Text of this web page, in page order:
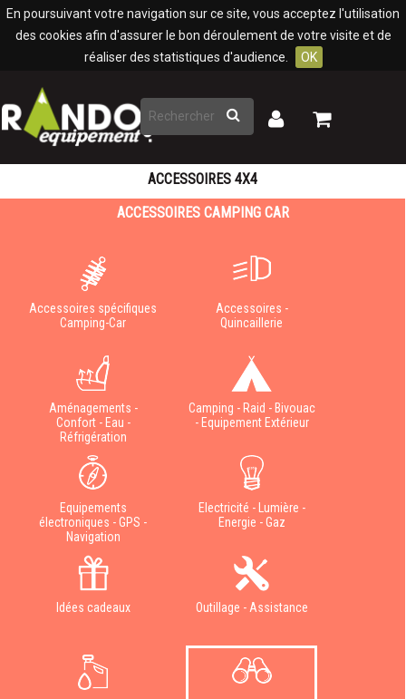
En poursuivant votre navigation sur ce site, vous acceptez l'utilisation
des cookies afin d'assurer le bon déroulement de votre visite et de
réaliser des statistiques d'audience.
OK
Rechercher
Mon
Mon
ACCESSOIRES 4X4
ACCESSOIRES CAMPING CAR
Accessoires spécifiques
Camping-Car
Accessoires -
Quincaillerie
Aménagements -
Confort - Eau -
Réfrigération
Camping - Raid - Bivouac
- Equipement Extérieur
Equipements
électroniques - GPS -
Navigation
Electricité - Lumière -
Energie - Gaz
Idées cadeaux Outillage - Assistance
Panneau de gestion des cookies